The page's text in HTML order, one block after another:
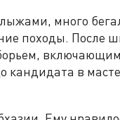
много
походы. После
кандидата в